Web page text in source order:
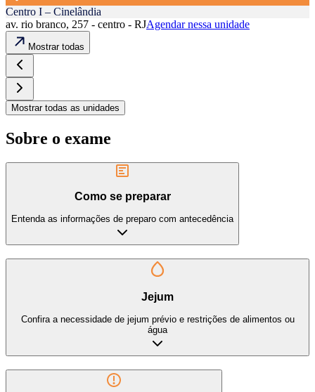
Centro I – Cinelândia
av. rio branco, 257 - centro - RJAgendar nessa unidade
Mostrar todas
Mostrar todas as unidades
Sobre o exame
Como se preparar
Entenda as informações de preparo com antecedência
Jejum
Confira a necessidade de jejum prévio e restrições de alimentos ou
água